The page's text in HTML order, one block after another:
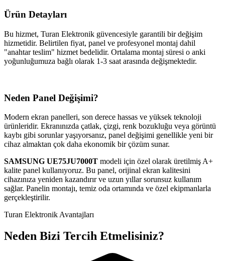
Ürün Detayları
Bu hizmet, Turan Elektronik güvencesiyle garantili bir değişim
hizmetidir. Belirtilen fiyat, panel ve profesyonel montaj dahil
"anahtar teslim" hizmet bedelidir. Ortalama montaj süresi o anki
yoğunluğumuza bağlı olarak 1-3 saat arasında değişmektedir.
Neden Panel Değişimi?
Modern ekran panelleri, son derece hassas ve yüksek teknoloji
ürünleridir. Ekranınızda çatlak, çizgi, renk bozukluğu veya görüntü
kaybı gibi sorunlar yaşıyorsanız, panel değişimi genellikle yeni bir
cihaz almaktan çok daha ekonomik bir çözüm sunar.
SAMSUNG UE75JU7000T modeli için özel olarak üretilmiş A+
kalite panel kullanıyoruz. Bu panel, orijinal ekran kalitesini
cihazınıza yeniden kazandırır ve uzun yıllar sorunsuz kullanım
sağlar. Panelin montajı, temiz oda ortamında ve özel ekipmanlarla
gerçekleştirilir.
Turan Elektronik Avantajları
Neden Bizi Tercih Etmelisiniz?